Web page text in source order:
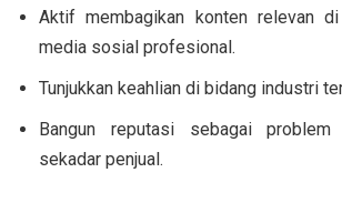
Aktif membagikan konten relevan
media sosial profesional.
Tunjukkan keahlian di bidang industri
Bangun reputasi sebagai problem
sekadar penjual.